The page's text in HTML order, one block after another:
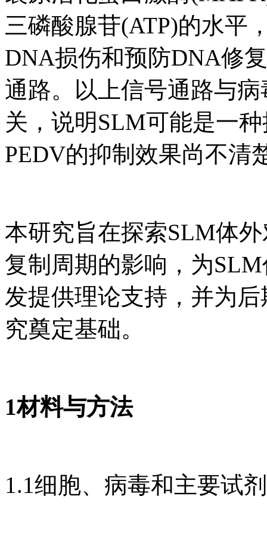
三磷酸腺苷(ATP)的水平
DNA损伤和预防DNA修
通路。以上信号通路与
关，说明SLM可能是一
PEDV的抑制效果尚不清
本研究旨在探索SLM体
复制周期的影响，为
发提供理论支持，并为
究奠定基础。
1材料与方法
1.1细胞、病毒和主要试剂